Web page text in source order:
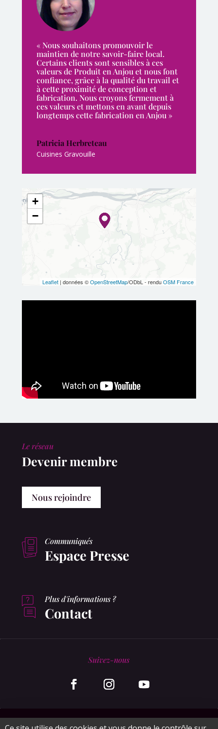
« Nous souhaitons promouvoir le
maintien de notre savoir-faire local.
Certains clients sont sensibles à ces
valeurs de Produit en Anjou et nous font
confiance, grâce à la qualité du travail et
à cette proximité de conception et
fabrication. Nous croyons fermement à
ces valeurs et mettons en avant depuis
longtemps cette fabrication en Anjou »
Patricia Herbreteau
Cuisines Gravouille
+
−
Leaflet | données ©OpenStreetMap/ODbL - renduOSM France
Le réseau
Devenir membre
Nous rejoindre
Communiqués
Espace Presse
Plus d'informations ?
Contact
Suivez-nous
© MonaGraphic 2020